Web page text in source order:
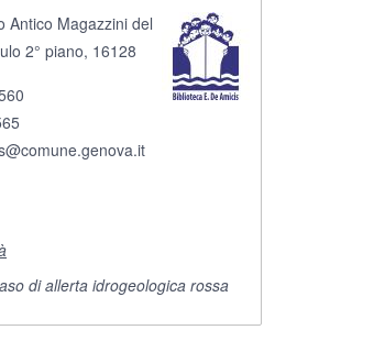
Antico Magazzini del
2° piano, 16128
di allerta idrogeologica rossa